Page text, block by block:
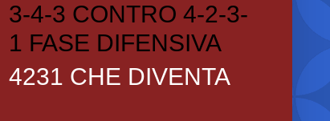
3-4-3 CONTRO 4-2-3-
1 FASE DIFENSIVA
4231 CHE DIVENTA